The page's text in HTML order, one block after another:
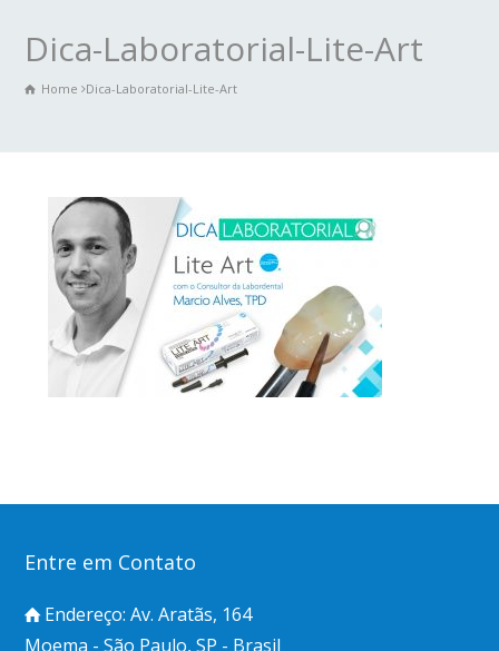
Dica-Laboratorial-Lite-Art
Home Dica-Laboratorial-Lite-Art
Entre em Contato
Endereço: Av. Aratãs, 164
Moema - São Paulo, SP - Brasil